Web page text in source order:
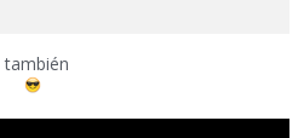
también